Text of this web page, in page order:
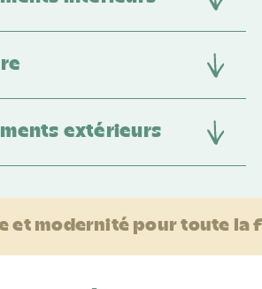
extérieurs
et modernité pour toute la